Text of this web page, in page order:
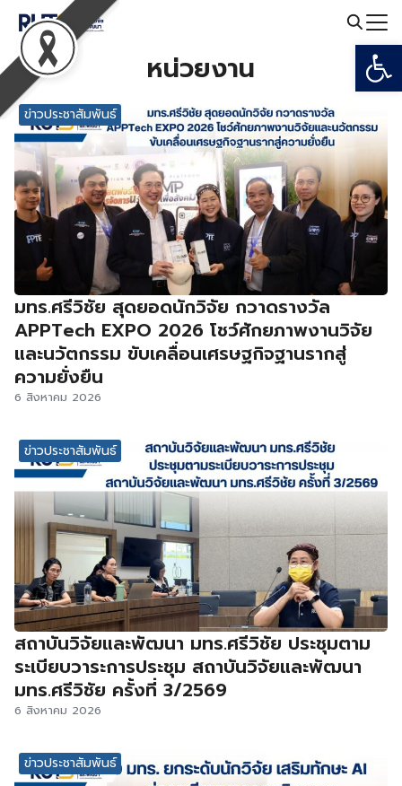
Skip
content
Search
for:
หน่วยงาน
ข่าวประชาสัมพันธ์
มทร.ศรีวิชัย สุดยอดนักวิจัย กวาดรางวัล
APPTech EXPO 2026 โชว์ศักยภาพงานวิจัย
และนวัตกรรม ขับเคลื่อนเศรษฐกิจฐานรากสู่
ความยั่งยืน
6 สิงหาคม 2026
ข่าวประชาสัมพันธ์
สถาบันวิจัยและพัฒนา มทร.ศรีวิชัย ประชุมตาม
ระเบียบวาระการประชุม สถาบันวิจัยและพัฒนา
มทร.ศรีวิชัย ครั้งที่ 3/2569
6 สิงหาคม 2026
ข่าวประชาสัมพันธ์